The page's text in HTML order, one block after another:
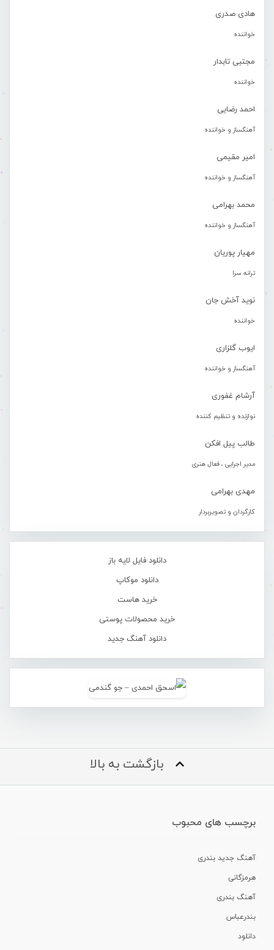
هادی صدری
خواننده
مجتبی تابدار
خواننده
احمد رضایی
آهنگساز و خواننده
امیر مقیمی
آهنگساز و خواننده
محمد بهرامی
آهنگساز و خواننده
مهیار پوریان
ترانه سرا
نوید آخش جان
خواننده
ایوب گلزاری
آهنگساز و خواننده
آرشام غفوری
نوازنده و تنظیم کننده
طالب پیل افکن
مدیر اجرایی ، فعال هنری
مهدی بهرامی
کارگردان و تصویربردار
دانلود فایل لایه باز
دانلود موکاپ
خرید هاست
خرید محصولات پوستی
دانلود آهنگ جدید
بازگشت به بالا
برچسب های محبوب
آهنگ جدید بندری
هرمزگانی
آهنگ بندری
بندرعباس
دانلود